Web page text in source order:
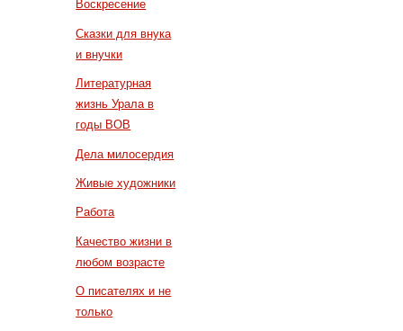
Воскресение
Сказки для внука
и внучки
Литературная
жизнь Урала в
годы ВОВ
Дела милосердия
Живые художники
Работа
Качество жизни в
любом возрасте
О писателях и не
только